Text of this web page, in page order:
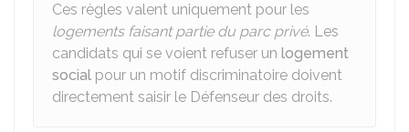
Ces règles valent uniquement pour les
logements faisant partie du parc privé. Les
candidats qui se voient refuser un logement
social pour un motif discriminatoire doivent
directement saisir le Défenseur des droits.